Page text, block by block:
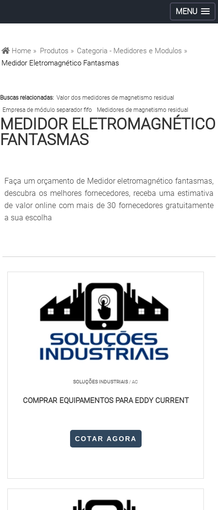
MENU
Home » Produtos » Categoria - Medidores e Modulos »
Medidor Eletromagnético Fantasmas
Buscas relacionadas: Valor dos medidores de magnetismo residual
Empresa de módulo separador fifo
Medidores de magnetismo residual
MEDIDOR ELETROMAGNÉTICO
FANTASMAS
Faça um orçamento de Medidor eletromagnético fantasmas,
descubra os melhores fornecedores, receba uma estimativa
de valor online com mais de 30 fornecedores gratuitamente
a sua escolha
SOLUÇÕES INDUSTRIAIS/ AC
COMPRAR EQUIPAMENTOS PARA EDDY CURRENT
COTAR AGORA